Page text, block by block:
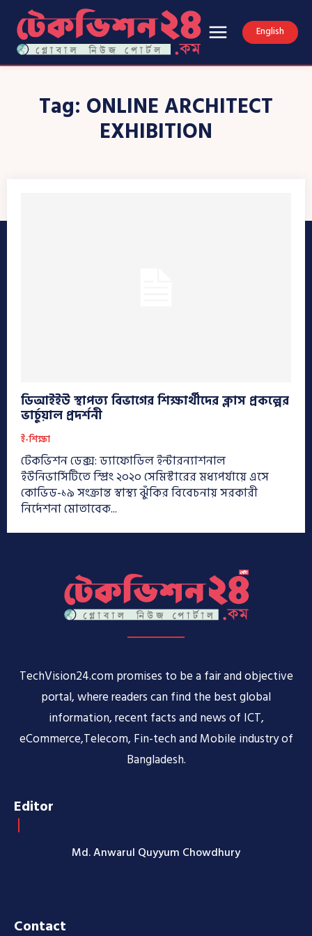
English
Tag: ONLINE ARCHITECT
EXHIBITION
ডিআইইউ স্থাপত্য বিভাগের শিক্ষার্থীদের ক্লাস প্রকল্পের
ভার্চুয়াল প্রদর্শনী
ই-শিক্ষা
টেকভিশন ডেক্স: ড্যাফোডিল ইন্টারন্যাশনাল
ইউনিভার্সিটিতে স্প্রিং ২০২০ সেমিস্টারের মধ্যপর্যায়ে এসে
কোভিড-১৯ সংক্রান্ত স্বাস্থ্য ঝুঁকির বিবেচনায় সরকারী
নির্দেশনা মোতাবেক...
TechVision24.com promises to be a fair and objective
portal, where readers can find the best global
information, recent facts and news of ICT,
eCommerce,Telecom, Fin-tech and Mobile industry of
Bangladesh.
Editor
Md. Anwarul Quyyum Chowdhury
Contact